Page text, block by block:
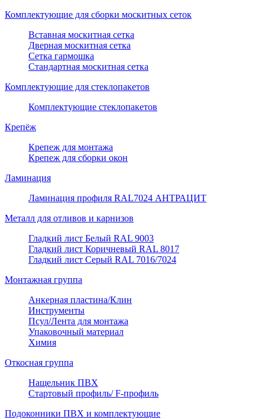
Комплектующие для сборки москитных сеток
Вставная москитная сетка
Дверная москитная сетка
Сетка гармошка
Стандартная москитная сетка
Комплектующие для стеклопакетов
Комплектующие стеклопакетов
Крепёж
Крепеж для монтажа
Крепеж для сборки окон
Ламинация
Ламинация профиля RAL7024 АНТРАЦИТ
Металл для отливов и карнизов
Гладкий лист Белый RAL 9003
Гладкий лист Коричневый RAL 8017
Гладкий лист Серый RAL 7016/7024
Монтажная группа
Анкерная пластина/Клин
Инструменты
Псул/Лента для монтажа
Упаковочный материал
Химия
Откосная группа
Нащельник ПВХ
Стартовый профиль/ F-профиль
Подоконники ПВХ и комплектующие